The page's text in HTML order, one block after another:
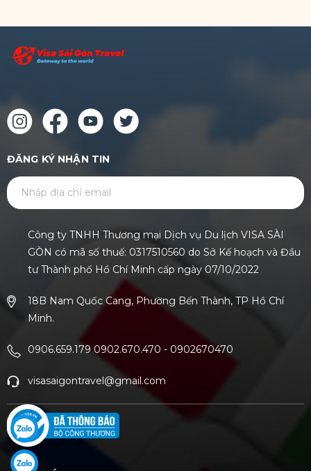
ĐĂNG KÝ NHẬN TIN
Công ty TNHH Thương mại Dịch vụ Du lịch VISA SÀI
GÒN có mã số thuế: 0317510560 do Sở Kế hoạch và Đầu
tư Thành phố Hồ Chí Minh cấp ngày 07/10/2022
18B Nam Quốc Cang, Phường Bến Thành, TP Hồ Chí
Minh.
0906.659.179 0902.670.470 - 0902670470
visasaigontravel@gmail.com